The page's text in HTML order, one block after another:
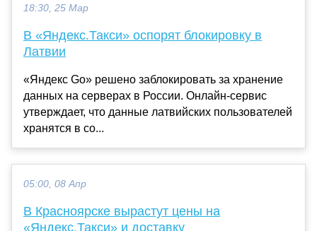
18:30, 25 Мар
В «Яндекс.Такси» оспорят блокировку в
Латвии
«Яндекс Go» решено заблокировать за хранение
данных на серверах в России. Онлайн-сервис
утверждает, что данные латвийских пользователей
хранятся в со...
05:00, 08 Апр
В Красноярске вырастут цены на
«Яндекс.Такси» и доставку